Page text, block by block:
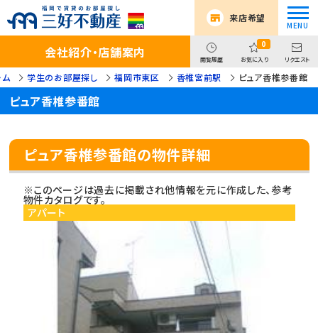
来店希望
会社紹介・店舗案内 閲覧履歴
0
お気に入り リクエスト
学生のお部屋探し 福岡市東区 香椎宮前駅 ピュア香椎参番館
ピュア香椎参番館
ピュア香椎参番館の物件詳細
※このページは過去に掲載され他情報を元に作成した、参考
物件カタログです。
アパート